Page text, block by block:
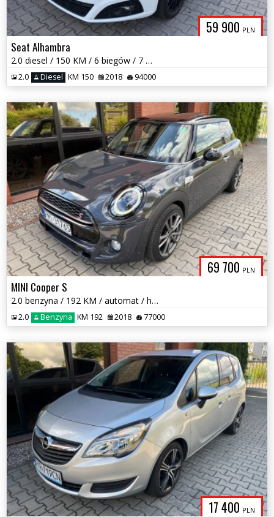
59 900 PLN
Seat Alhambra
2.0 diesel / 150 KM / 6 biegów / 7 miejsc / zadbany / możliwa zamiana
2.0 Diesel KM 150 2018 94000
69 700 PLN
MINI Cooper S
2.0 benzyna / 192 KM / automat / harman & kardon / zadbany / zamiana
2.0 Benzyna KM 192 2018 77000
17 400 PLN